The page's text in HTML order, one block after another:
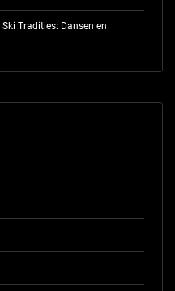
Tradities: Dansen en